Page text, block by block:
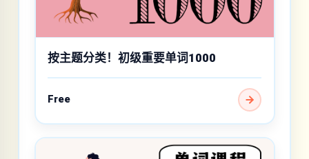
按主题分类！初级重要单词1000
Free